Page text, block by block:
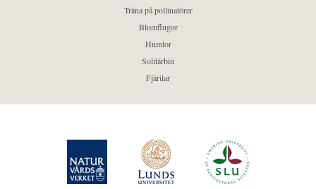
Träna på pollinatörer
Blomflugor
Humlor
Solitärbin
Fjärilar